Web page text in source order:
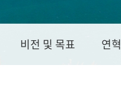
비전 및 목표 연혁